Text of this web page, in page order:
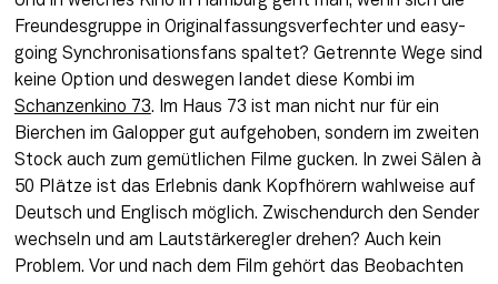
Freundesgruppe in Originalfassungsverfechter und easy-
going Synchronisationsfans spaltet? Getrennte Wege sind
Schanzenkino 73. Im Haus 73 ist man nicht nur für ein
Bierchen im Galopper gut aufgehoben, sondern im zweiten
Stock auch zum gemütlichen Filme gucken. In zwei Sälen à
50 Plätze ist das Erlebnis dank Kopfhörern wahlweise auf
Deutsch und Englisch möglich. Zwischendurch den Sender
wechseln und am Lautstärkeregler drehen? Auch kein
Problem. Vor und nach dem Film gehört das Beobachten